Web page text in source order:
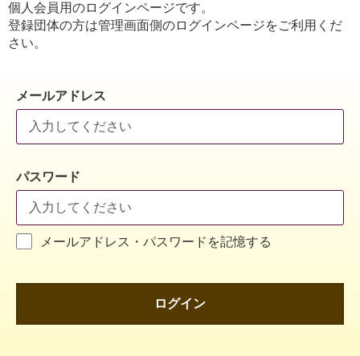
個人会員用のログインページです。
登録団体の方は管理画面側のログインページをご利用くだ
さい。
メールアドレス
パスワード
メールアドレス・パスワードを記憶する
ログイン